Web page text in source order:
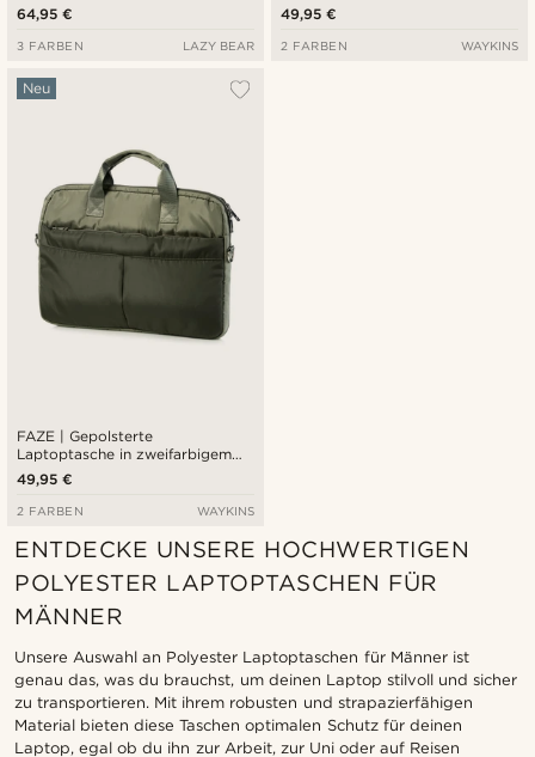
64,95 €
3 FARBEN LAZY BEAR
49,95 €
2 FARBEN WAYKINS
FAZE | Gepolsterte
Laptoptasche in zweifarbigem
Grün
Neu
49,95 €
2 FARBEN WAYKINS
ENTDECKE UNSERE HOCHWERTIGEN
POLYESTER LAPTOPTASCHEN FÜR
MÄNNER
Unsere Auswahl an Polyester Laptoptaschen für Männer ist
genau das, was du brauchst, um deinen Laptop stilvoll und sicher
zu transportieren. Mit ihrem robusten und strapazierfähigen
Material bieten diese Taschen optimalen Schutz für deinen
Laptop, egal ob du ihn zur Arbeit, zur Uni oder auf Reisen